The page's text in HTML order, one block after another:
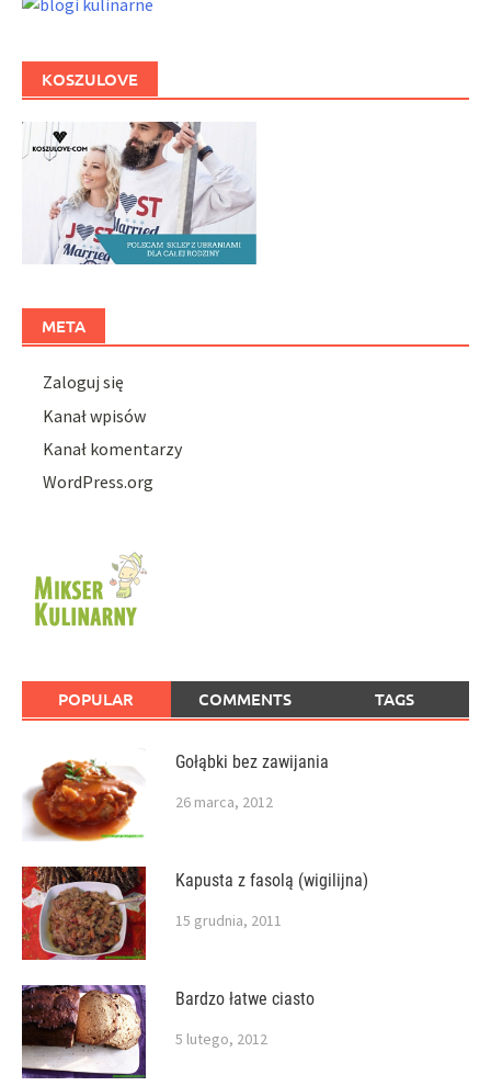
KOSZULOVE
META
Zaloguj się
Kanał wpisów
Kanał komentarzy
WordPress.org
POPULAR COMMENTS TAGS
Gołąbki bez zawijania
26 marca, 2012
Kapusta z fasolą (wigilijna)
15 grudnia, 2011
Bardzo łatwe ciasto
5 lutego, 2012